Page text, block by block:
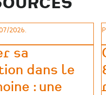
recherche
médailles
déportés
politiques
de
la
Mayenne
2026.
sa
dans le
: une